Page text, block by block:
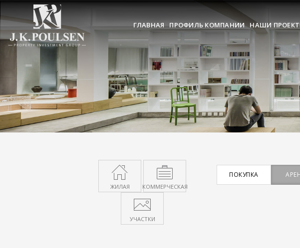
ГЛАВНАЯ ПРОФИЛЬ КОМПАНИИ НАШИ
ЖИЛАЯ КОММЕРЧЕСКАЯ
УЧАСТКИ
ПОКУПКА